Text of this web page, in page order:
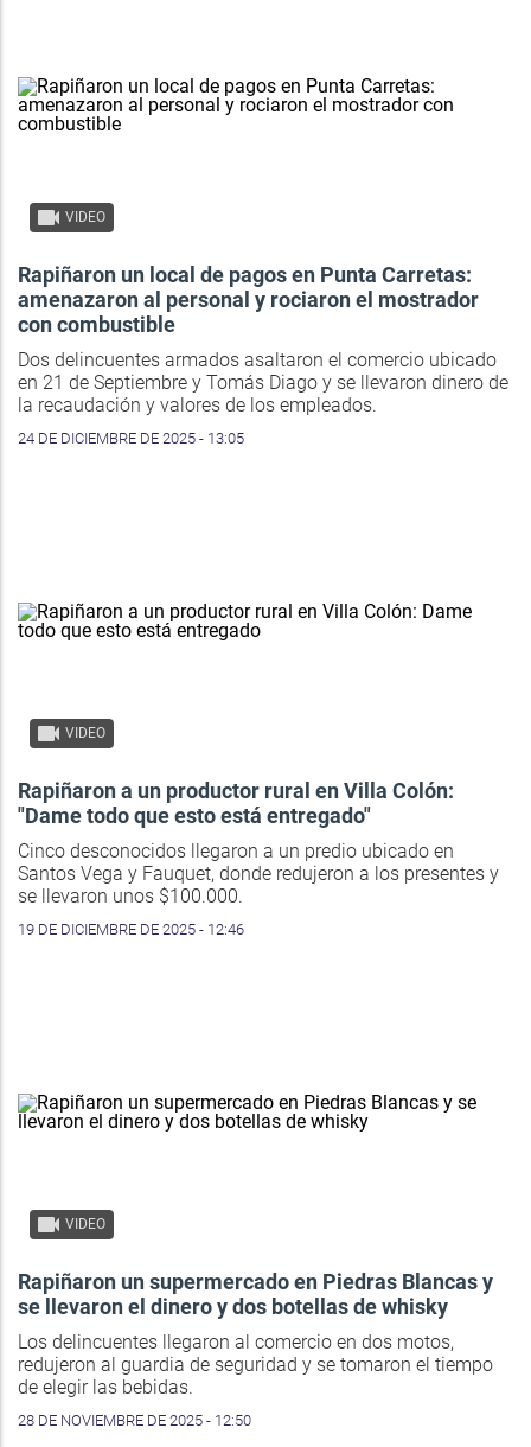
VIDEO
Rapiñaron un local de pagos en Punta Carretas:
amenazaron al personal y rociaron el mostrador
con combustible
Dos delincuentes armados asaltaron el comercio ubicado
en 21 de Septiembre y Tomás Diago y se llevaron dinero de
la recaudación y valores de los empleados.
24 DE DICIEMBRE DE 2025 - 13:05
VIDEO
Rapiñaron a un productor rural en Villa Colón:
"Dame todo que esto está entregado"
Cinco desconocidos llegaron a un predio ubicado en
Santos Vega y Fauquet, donde redujeron a los presentes y
se llevaron unos $100.000.
19 DE DICIEMBRE DE 2025 - 12:46
VIDEO
Rapiñaron un supermercado en Piedras Blancas y
se llevaron el dinero y dos botellas de whisky
Los delincuentes llegaron al comercio en dos motos,
redujeron al guardia de seguridad y se tomaron el tiempo
de elegir las bebidas.
28 DE NOVIEMBRE DE 2025 - 12:50